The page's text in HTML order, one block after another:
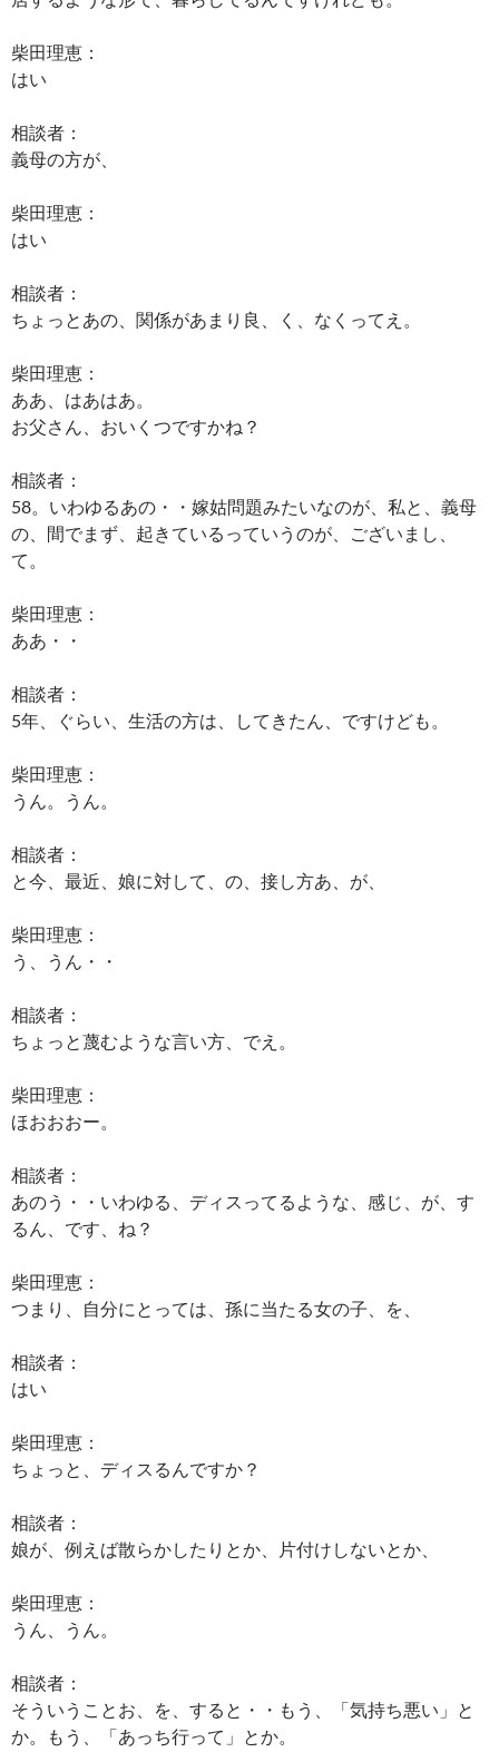
柴田理恵：
はい
相談者：
義母の方が、
柴田理恵：
はい
相談者：
ちょっとあの、関係があまり良、く、なくってえ。
柴田理恵：
ああ、はあはあ。
お父さん、おいくつですかね？
相談者：
58。いわゆるあの・・嫁姑問題みたいなのが、私と、義母
の、間でまず、起きているっていうのが、ございまし、
て。
柴田理恵：
ああ・・
相談者：
5年、ぐらい、生活の方は、してきたん、ですけども。
柴田理恵：
うん。うん。
相談者：
と今、最近、娘に対して、の、接し方あ、が、
柴田理恵：
う、うん・・
相談者：
ちょっと蔑むような言い方、でえ。
柴田理恵：
ほおおおー。
相談者：
あのう・・いわゆる、ディスってるような、感じ、が、す
るん、です、ね？
柴田理恵：
つまり、自分にとっては、孫に当たる女の子、を、
相談者：
はい
柴田理恵：
ちょっと、ディスるんですか？
相談者：
娘が、例えば散らかしたりとか、片付けしないとか、
柴田理恵：
うん、うん。
相談者：
そういうことお、を、すると・・もう、「気持ち悪い」と
か。もう、「あっち行って」とか。